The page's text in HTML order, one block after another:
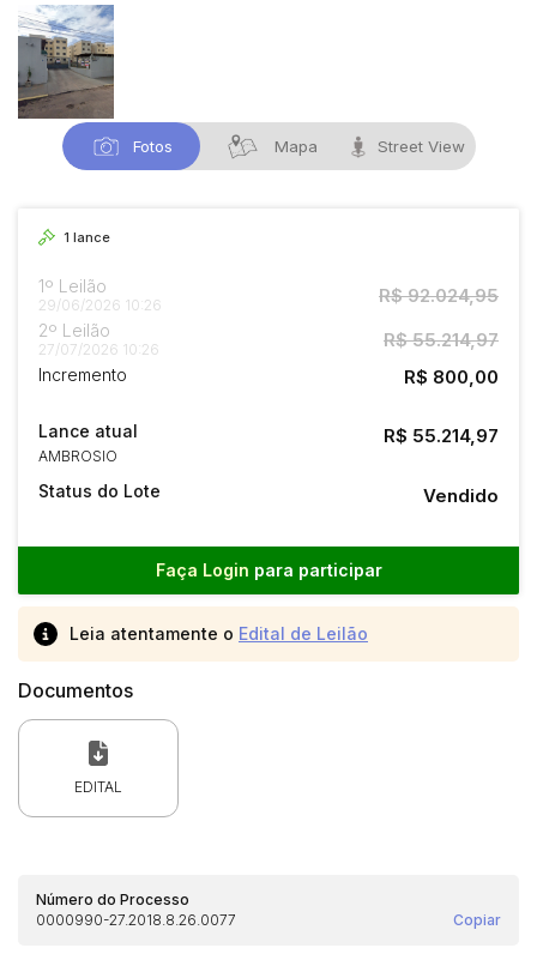
Fotos Mapa Street View
1 lance
1º Leilão
29/06/2026 10:26 R$ 92.024,95
2º Leilão
27/07/2026 10:26 R$ 55.214,97
Incremento R$ 800,00
Lance atual
AMBROSIO
R$ 55.214,97
Status do Lote Vendido
Faça Login para participar
Leia atentamente o Edital de Leilão
Documentos
EDITAL
Número do Processo
0000990-27.2018.8.26.0077
Copiar